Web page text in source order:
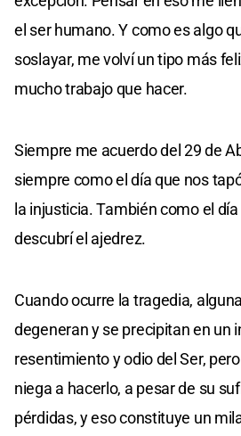
el ser humano. Y como es algo
soslayar, me volví un tipo más
mucho trabajo que hacer.
Siempre me acuerdo del 29 de
siempre como el día que nos
la injusticia. También como el
descubrí el ajedrez.
Cuando ocurre la tragedia,
degeneran y se precipitan en un
resentimiento y odio del Ser,
niega a hacerlo, a pesar de su
pérdidas, y eso constituye un